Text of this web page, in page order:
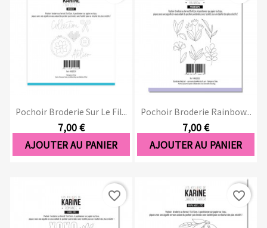
Pochoir Broderie Sur Le Fil...
7,00 €
AJOUTER AU PANIER
Pochoir Broderie Rainbow...
7,00 €
AJOUTER AU PANIER
favorite_border favorite_border